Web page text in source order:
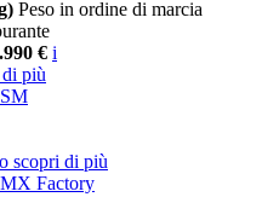
Peso in ordine di marcia
€ i
più
scopri di più
Factory